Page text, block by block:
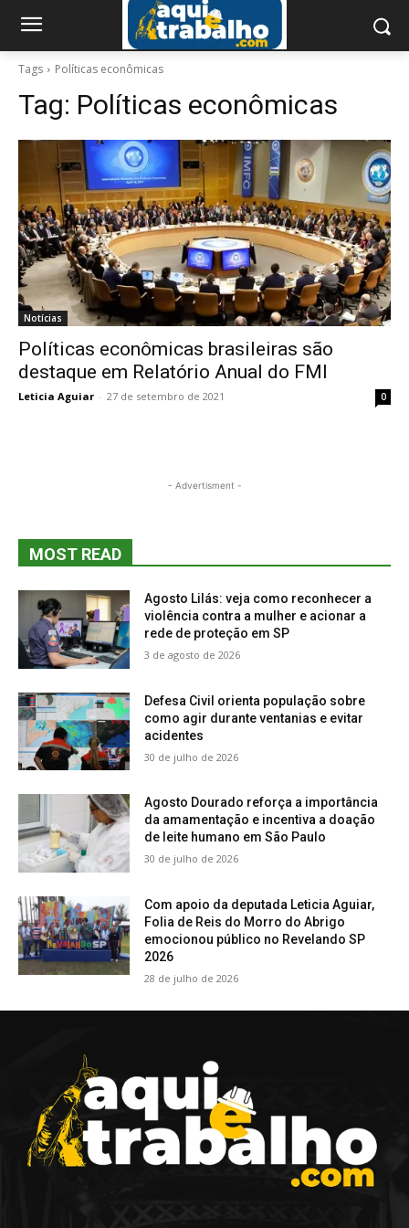
Tags Políticas econômicas
Tag: Políticas econômicas
Notícias
Políticas econômicas brasileiras são
destaque em Relatório Anual do FMI
Leticia Aguiar - 27 de setembro de 2021 0
- Advertisment -
MOST READ
Agosto Lilás: veja como reconhecer a
violência contra a mulher e acionar a
rede de proteção em SP
3 de agosto de 2026
Defesa Civil orienta população sobre
como agir durante ventanias e evitar
acidentes
30 de julho de 2026
Agosto Dourado reforça a importância
da amamentação e incentiva a doação
de leite humano em São Paulo
30 de julho de 2026
Com apoio da deputada Leticia Aguiar,
Folia de Reis do Morro do Abrigo
emocionou público no Revelando SP
2026
28 de julho de 2026